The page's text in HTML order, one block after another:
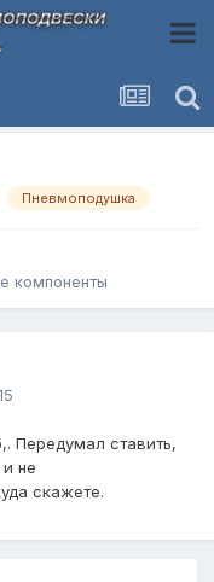
Пневмоподушка
компоненты
Передумал ставить,
не
скажете.